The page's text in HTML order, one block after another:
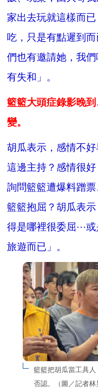
家出去玩就這樣而
吃，只是有點遲到
們也有邀請她，我
有失和」。
籃籃大頭症錄影晚
變。
胡瓜表示，感情不
這邊主持？感情很
詢問籃籃遭爆料蹭
籃籃抱屈？胡瓜表
得是哪裡很委屈⋯或
旅遊而已」。
籃籃把胡瓜當工具
否認。（圖／記者林